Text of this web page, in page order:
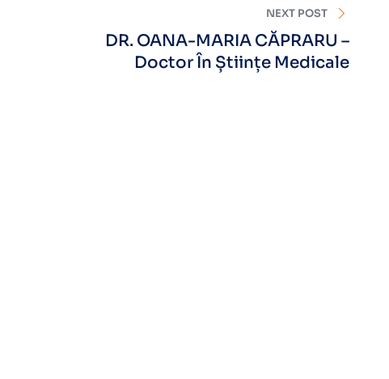
NEXT POST
DR. OANA-MARIA CĂPRARU –
Doctor În Științe Medicale